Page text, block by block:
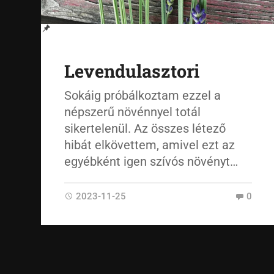
Levendulasztori
Sokáig próbálkoztam ezzel a
népszerű növénnyel totál
sikertelenül. Az összes létező
hibát elkövettem, amivel ezt az
egyébként igen szívós növényt…
2023-11-25 0